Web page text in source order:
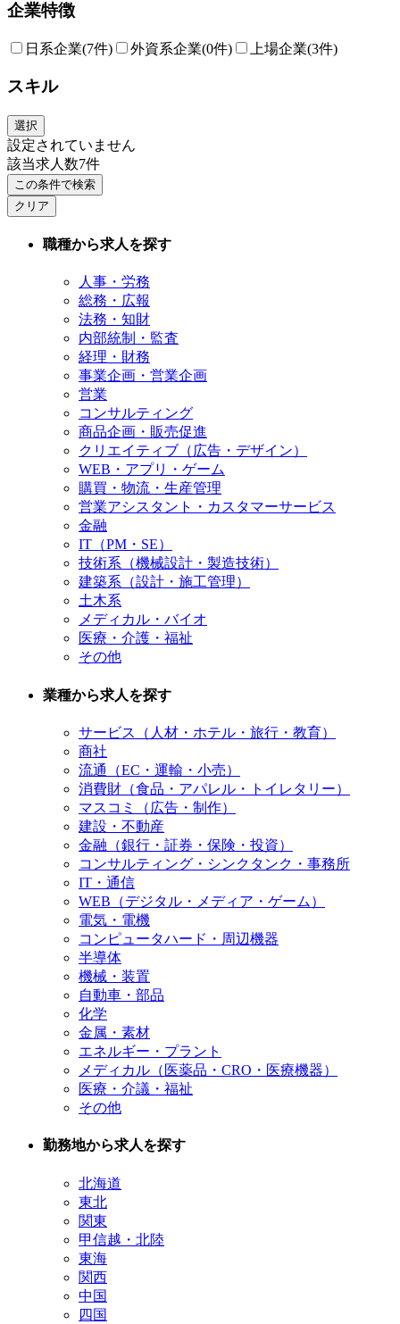
企業特徴
日系企業(7件) 外資系企業(0件) 上場企業(3件)
スキル
選択
設定されていません
該当求人数7件
この条件で検索
クリア
職種から求人を探す
人事・労務
総務・広報
法務・知財
内部統制・監査
経理・財務
事業企画・営業企画
営業
コンサルティング
商品企画・販売促進
クリエイティブ（広告・デザイン）
WEB・アプリ・ゲーム
購買・物流・生産管理
営業アシスタント・カスタマーサービス
金融
IT（PM・SE）
技術系（機械設計・製造技術）
建築系（設計・施工管理）
土木系
メディカル・バイオ
医療・介護・福祉
その他
業種から求人を探す
サービス（人材・ホテル・旅行・教育）
商社
流通（EC・運輸・小売）
消費財（食品・アパレル・トイレタリー）
マスコミ（広告・制作）
建設・不動産
金融（銀行・証券・保険・投資）
コンサルティング・シンクタンク・事務所
IT・通信
WEB（デジタル・メディア・ゲーム）
電気・電機
コンピュータハード・周辺機器
半導体
機械・装置
自動車・部品
化学
金属・素材
エネルギー・プラント
メディカル（医薬品・CRO・医療機器）
医療・介議・福祉
その他
勤務地から求人を探す
北海道
東北
関東
甲信越・北陸
東海
関西
中国
四国